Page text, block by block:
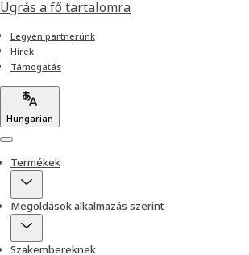
Ugrás a fő tartalomra
Legyen partnerünk
Hírek
Támogatás
Hungarian
Menu
Termékek
Megoldások alkalmazás szerint
Szakembereknek